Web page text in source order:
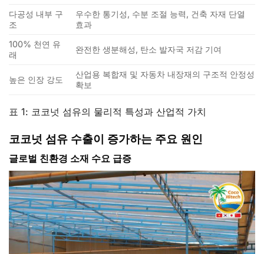
다공성 내부 구
조
우수한 통기성, 수분 조절 능력, 건축 자재 단열
효과
100% 천연 유
래
완전한 생분해성, 탄소 발자국 저감 기여
높은 인장 강도
산업용 복합재 및 자동차 내장재의 구조적 안정성
확보
표 1: 코코넛 섬유의 물리적 특성과 산업적 가치
코코넛 섬유 수출이 증가하는 주요 원인
글로벌 친환경 소재 수요 급증